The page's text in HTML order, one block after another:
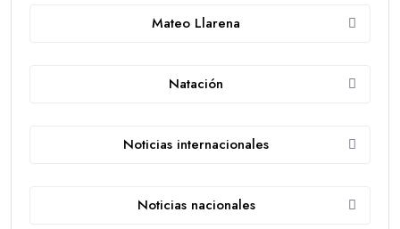
Mateo Llarena
Natación
Noticias internacionales
Noticias nacionales